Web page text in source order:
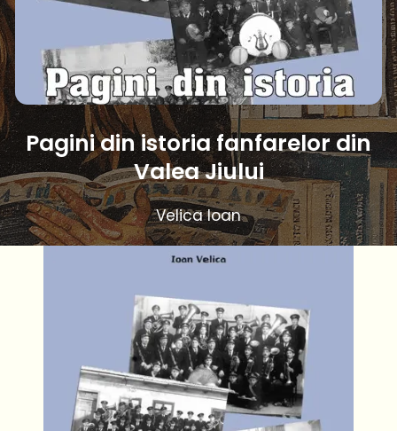
Pagini din istoria fanfarelor din
Valea Jiului
Velica Ioan